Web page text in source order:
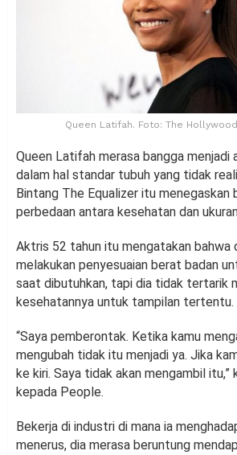
Queen Latifah. Foto: The
Queen Latifah merasa bangga
dalam hal standar tubuh yang tidak
Bintang The Equalizer itu menegaskan
perbedaan antara kesehatan dan
Aktris 52 tahun itu mengatakan bahwa
melakukan penyesuaian berat badan
saat dibutuhkan, tapi dia tidak tertarik
kesehatannya untuk tampilan tertentu.
“Saya pemberontak. Ketika kamu
mengubah tidak itu menjadi ya. Jika
ke kiri. Saya tidak akan mengambil
kepada People.
Bekerja di industri di mana ia
menerus, dia merasa beruntung